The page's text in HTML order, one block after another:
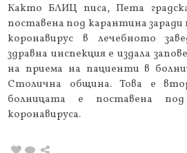
Както БЛИЦ писа, Пета
поставена под карантина
коронавирус в лечебното
здравна инспекция е издала
на приема на пациенти в
Столична община. Това е
болницата е поставена
коронавируса.